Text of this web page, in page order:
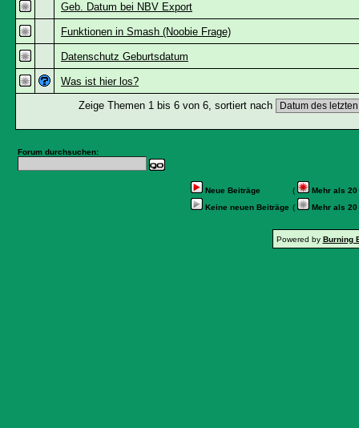
Geb. Datum bei NBV Export
Funktionen in Smash (Noobie Frage)
Datenschutz Geburtsdatum
Was ist hier los?
Zeige Themen 1 bis 6 von 6, sortiert nach
Forum durchsuchen:
Neue Beiträge (
Mehr als
Keine neuen Beiträge ( Mehr als
Powered by Burning